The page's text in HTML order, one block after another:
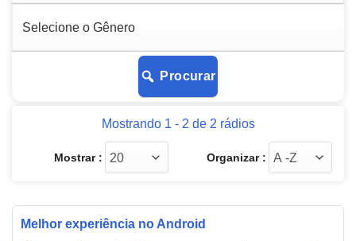
Procurar
Mostrando 1 - 2 de 2 rádios
Mostrar : Organizar :
Melhor experiência no Android